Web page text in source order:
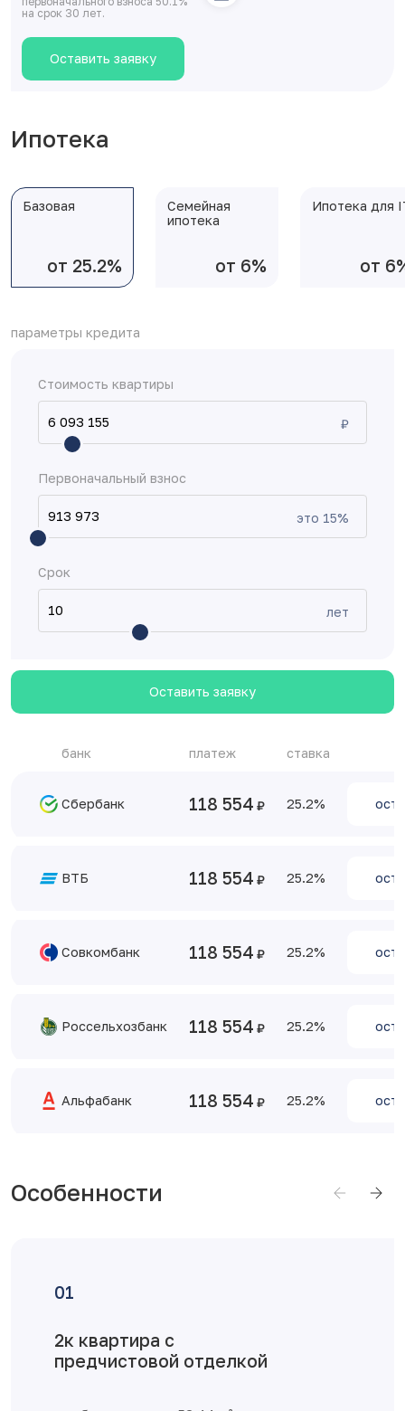
на срок 30 лет.
Оставить заявку
Ипотека
Базовая
от 25.2%
Семейная
ипотека
от 6%
Ипотека для
от
параметры кредита
Стоимость квартиры
₽
Первоначальный взнос
это 15%
Срок
лет
Оставить заявку
банк платеж ставка
Сбербанк 118 554 25.2
ВТБ 118 554 25.2
Совкомбанк 118 554 25.2
Россельхозбанк 118 554 25.2
Альфабанк 118 554 25.2
Особенности
Достоинства планировки
двухкомнатная квартира